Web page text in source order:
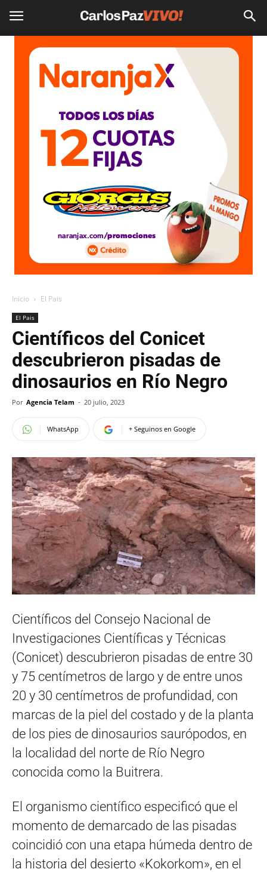
Inicio El Pais
El Pais
Científicos del Conicet
descubrieron pisadas de
dinosaurios en Río Negro
Por Agencia Telam - 20 julio, 2023
WhatsApp + Seguinos en Google
Científicos del Consejo Nacional de
Investigaciones Científicas y Técnicas
(Conicet) descubrieron pisadas de entre 30
y 75 centímetros de largo y de entre unos
20 y 30 centímetros de profundidad, con
marcas de la piel del costado y de la planta
de los pies de dinosaurios saurópodos, en
la localidad del norte de Río Negro
conocida como la Buitrera.
El organismo científico especificó que el
momento de demarcado de las pisadas
coincidió con una etapa húmeda dentro de
la historia del desierto «Kokorkom», en el